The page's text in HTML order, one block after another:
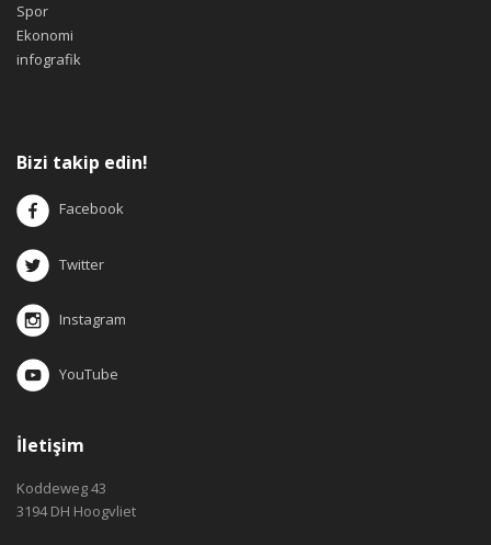
Spor
Ekonomi
infografik
Bizi takip edin!
Facebook
Twitter
Instagram
YouTube
İletişim
Koddeweg 43
3194 DH Hoogvliet